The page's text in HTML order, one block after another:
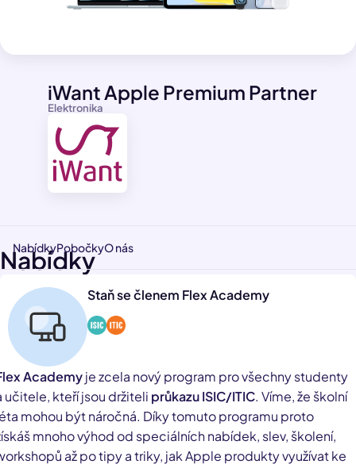
Elektronika
iWant Apple Premium Partner
NabídkyPobočkyO nás
Nabídky
Staň se členem Flex Academy
Academyje zcela nový program pro všechny studenty
učitele, kteří jsou držiteli průkazu ISIC/ITIC. Víme, že školní
mohou být náročná. Díky tomuto programu proto
mnoho výhod od speciálních nabídek, slev, školení,
až po tipy a triky, jak Apple produkty využívat ke